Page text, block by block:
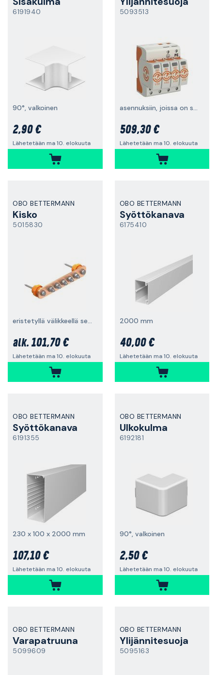
6191940
90°, valkoinen
2,90 €
Lähetetään ma 10. elokuuta
5093513
asennuksiin, joissa on salamasuoja
509,30 €
Lähetetään ma 10. elokuuta
OBO BETTERMANN
Kisko
5015830
eristetyllä välikkeellä seinäasennusta varten
alk. 101,70 €
Lähetetään ma 10. elokuuta
OBO BETTERMANN
Syöttökanava
6175410
2000 mm
40,00 €
Lähetetään ma 10. elokuuta
OBO BETTERMANN
Syöttökanava
6191355
230 x 100 x 2000 mm
107,10 €
Lähetetään ma 10. elokuuta
OBO BETTERMANN
Ulkokulma
6192181
90°, valkoinen
2,50 €
Lähetetään ma 10. elokuuta
OBO BETTERMANN
Varapatruuna
5099609
OBO BETTERMANN
Ylijännitesuoja
5095163